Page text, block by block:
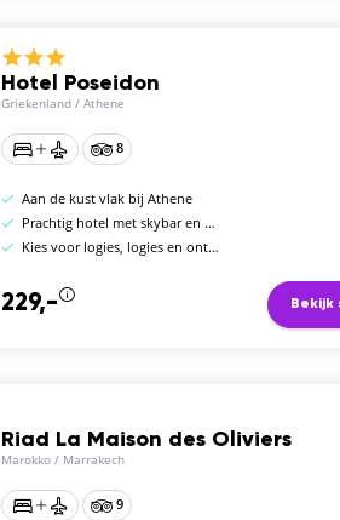
Hotel Poseidon
Griekenland / Athene
8
Aan de kust vlak bij Athene
Prachtig hotel met skybar en zwembad
Kies voor logies, logies en ontbijt of halfpension
229,-
Riad La Maison des Oliviers
Marokko / Marrakech
9